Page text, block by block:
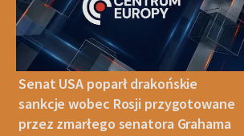
Senat USA poparł drakońskie
sankcje wobec Rosji przygotowane
przez zmarłego senatora Grahama